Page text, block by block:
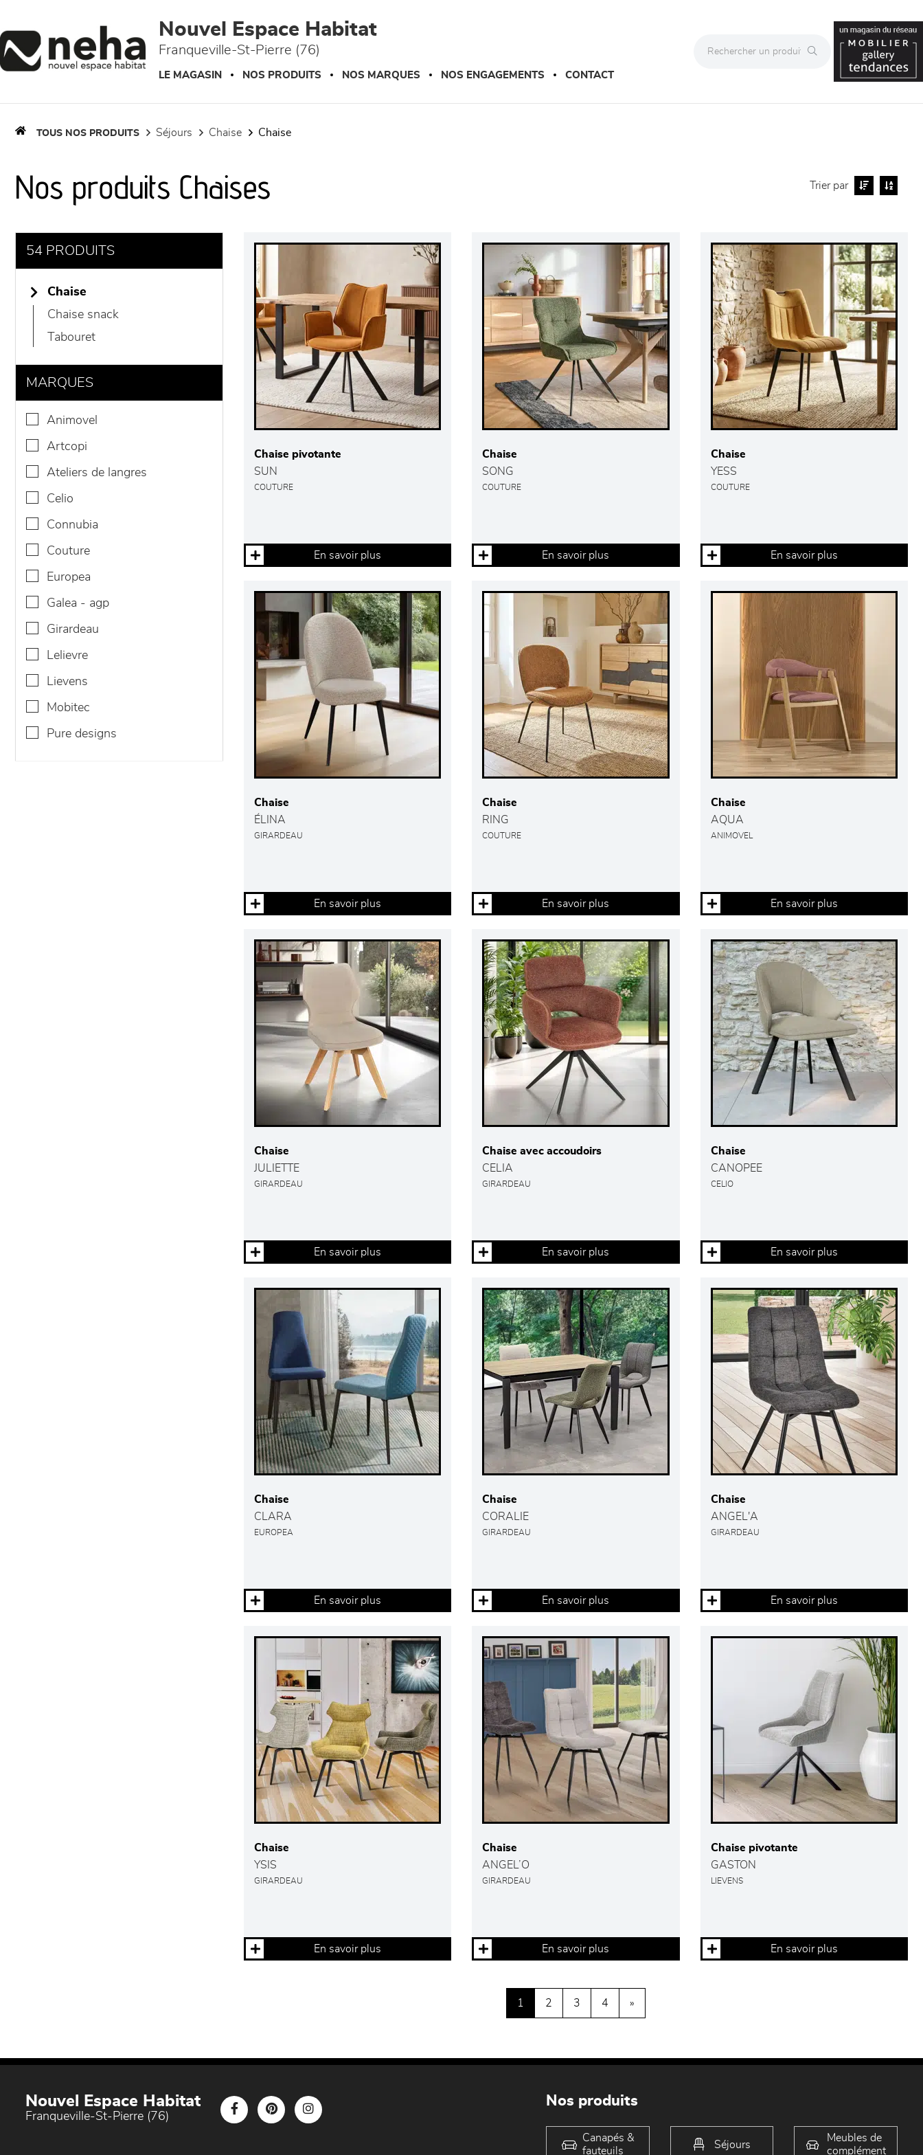
Nouvel Espace Habitat
Franqueville-St-Pierre (76)
LE MAGASIN NOS PRODUITS NOS MARQUES NOS ENGAGEMENTS CONTACT
TOUS NOS PRODUITS séjours chaise chaise
Nos produits Chaises Trier par
54 PRODUITS
chaise
chaise snack
tabouret
MARQUES
animovel
artcopi
ateliers de langres
celio
connubia
couture
europea
galea - agp
girardeau
lelievre
lievens
mobitec
pure designs
Chaise pivotante
SUN
COUTURE
En savoir plus
Chaise
SONG
COUTURE
En savoir plus
Chaise
YESS
COUTURE
En savoir plus
Chaise
ÉLINA
GIRARDEAU
En savoir plus
Chaise
RING
COUTURE
En savoir plus
Chaise
AQUA
ANIMOVEL
En savoir plus
Chaise
JULIETTE
GIRARDEAU
En savoir plus
Chaise avec accoudoirs
CELIA
GIRARDEAU
En savoir plus
Chaise
CANOPEE
CELIO
En savoir plus
Chaise
CLARA
EUROPEA
En savoir plus
Chaise
CORALIE
GIRARDEAU
En savoir plus
Chaise
ANGEL'A
GIRARDEAU
En savoir plus
Chaise
YSIS
GIRARDEAU
En savoir plus
Chaise
ANGEL’O
GIRARDEAU
En savoir plus
Chaise pivotante
GASTON
LIEVENS
En savoir plus
1 2 3 4 »
Nouvel Espace Habitat
Franqueville-St-Pierre (76)
Nos produits
Canapés &
fauteuils
Séjours
Meubles de
complément